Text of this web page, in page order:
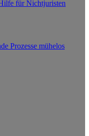
für Nichtjuristen
Prozesse mühelos